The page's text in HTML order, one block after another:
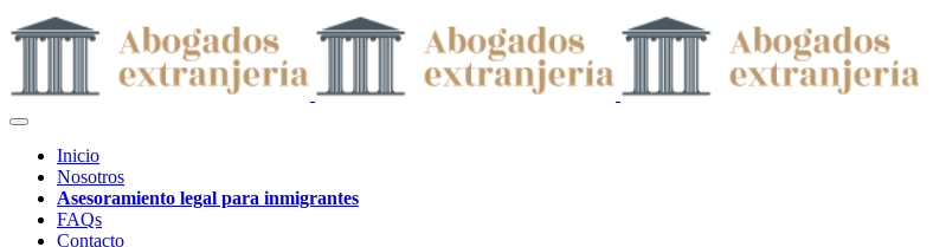
Inicio
Nosotros
Asesoramiento legal para inmigrantes
FAQs
Contacto